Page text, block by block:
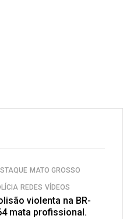
MATO GROSSO
REDES VÍDEOS
violenta na BR-
mata profissional.